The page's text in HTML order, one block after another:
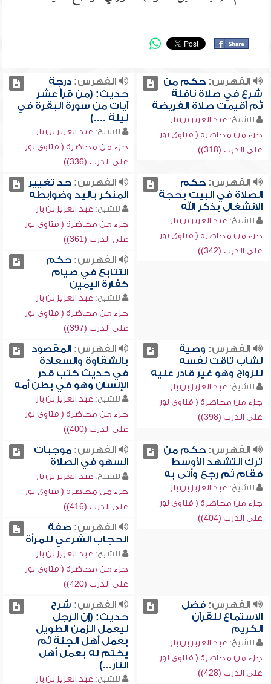
الفهرس:حكم من
شرع في صلاة نافلة
ثم أقيمت صلاة الفريضة
للشيخ: عبد العزيز بن باز
جزء من محاضرة ( فتاوى نور
على الدرب (318))
الفهرس:درجة
حديث: (من قرأ عشر
آيات من سورة البقرة في
ليلة ....)
للشيخ: عبد العزيز بن باز
جزء من محاضرة ( فتاوى نور
على الدرب (336))
الفهرس:حكم
الصلاة في البيت بحجة
الانشغال بذكر الله
للشيخ: عبد العزيز بن باز
جزء من محاضرة ( فتاوى نور
على الدرب (342))
الفهرس:حد تغيير
المنكر باليد وضوابطه
للشيخ: عبد العزيز بن باز
جزء من محاضرة ( فتاوى نور
على الدرب (361))
الفهرس:حكم
التتابع في صيام
كفارة اليمين
للشيخ: عبد العزيز بن باز
جزء من محاضرة ( فتاوى نور
على الدرب (397))
الفهرس: وصية
لشاب تاقت نفسه
للزواج وهو غير قادر عليه
للشيخ: عبد العزيز بن باز
جزء من محاضرة ( فتاوى نور
على الدرب (398))
الفهرس:المقصود
بالشقاوة والسعادة
في حديث كتب قدر
الإنسان وهو في بطن أمه
للشيخ: عبد العزيز بن باز
جزء من محاضرة ( فتاوى نور
على الدرب (400))
الفهرس:حكم من
ترك التشهد الأوسط
فقام ثم رجع وأتى به
للشيخ: عبد العزيز بن باز
جزء من محاضرة ( فتاوى نور
على الدرب (404))
الفهرس:موجبات
السهو في الصلاة
للشيخ: عبد العزيز بن باز
جزء من محاضرة ( فتاوى نور
على الدرب (416))
الفهرس: صفة
الحجاب الشرعي للمرأة
للشيخ: عبد العزيز بن باز
جزء من محاضرة ( فتاوى نور
على الدرب (420))
الفهرس:فضل
الاستماع للقرآن
الكريم
للشيخ: عبد العزيز بن باز
جزء من محاضرة ( فتاوى نور
على الدرب (428))
الفهرس: شرح
حديث: (إن الرجل
ليعمل الزمن الطويل
بعمل أهل الجنة ثم
يختم له بعمل أهل
النار...)
للشيخ: عبد العزيز بن باز